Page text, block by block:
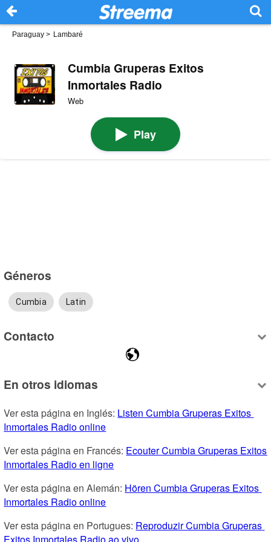
Paraguay > Lambaré
Cumbia Gruperas Exitos
Inmortales Radio
Web
Play
Géneros
Cumbia Latin
Contacto
En otros idiomas
Ver esta página en Inglés: Listen Cumbia Gruperas Exitos
Inmortales Radio online
Ver esta página en Francés: Ecouter Cumbia Gruperas Exitos
Inmortales Radio en ligne
Ver esta página en Alemán: Hören Cumbia Gruperas Exitos
Inmortales Radio online
Ver esta página en Portugues: Reproduzir Cumbia Gruperas
Exitos Inmortales Radio ao vivo